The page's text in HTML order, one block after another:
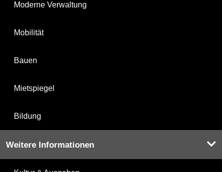
Moderne Verwaltung
Mobilität
Bauen
Mietspiegel
Bildung
Weitere Informationen